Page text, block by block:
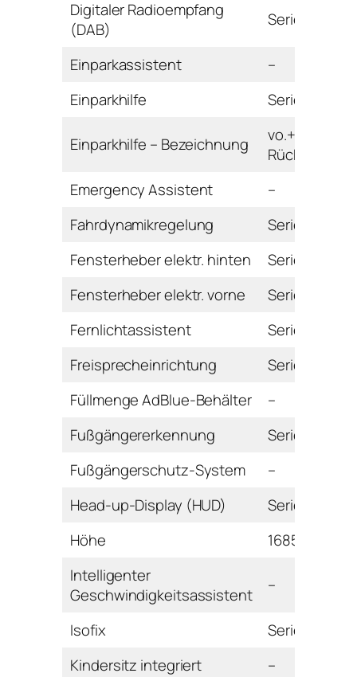
Digitaler Radioempfang
(DAB)
Serie
Einparkassistent
–
Einparkhilfe
Serie
Einparkhilfe – Bezeichnung
vo.+hi. mit
Emergency Assistent
–
Fahrdynamikregelung
Serie
Fensterheber elektr. hinten
Serie
Fensterheber elektr. vorne
Serie
Fernlichtassistent
Serie
Freisprecheinrichtung
Serie
Füllmenge AdBlue-Behälter
–
Fußgängererkennung
Serie
Fußgängerschutz-System
–
Head-up-Display (HUD)
Serie
Höhe
1685 mm
Intelligenter
Geschwindigkeitsassistent
–
Isofix
Serie
Kindersitz integriert
–